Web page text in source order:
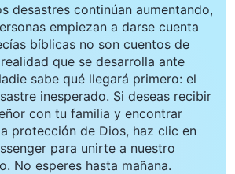
desastres continúan aumentando,
empiezan a darse cuenta
bíblicas no son cuentos de
que se desarrolla ante
sabe qué llegará primero: el
inesperado. Si deseas recibir
con tu familia y encontrar
protección de Dios, haz clic en
para unirte a nuestro
No esperes hasta mañana.